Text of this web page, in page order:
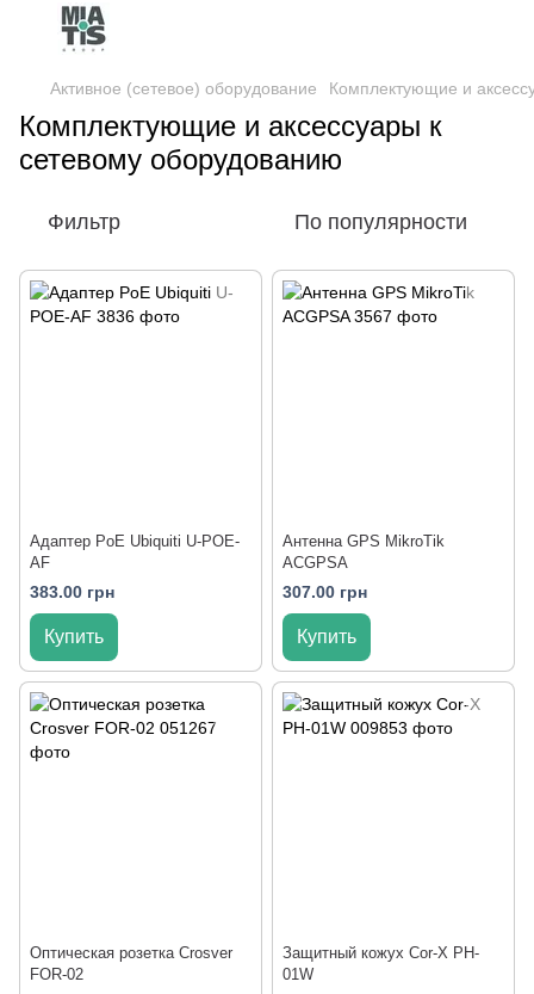
Активное (сетевое) оборудование Комплектующие и
Комплектующие и аксессуары к
сетевому оборудованию
Фильтр По популярности
Адаптер PoE Ubiquiti U-POE-
AF
383.00 грн
Купить
Антенна GPS MikroTik
ACGPSA
307.00 грн
Купить
Оптическая розетка Crosver
FOR-02
Защитный кожух Cor-X PH-
01W